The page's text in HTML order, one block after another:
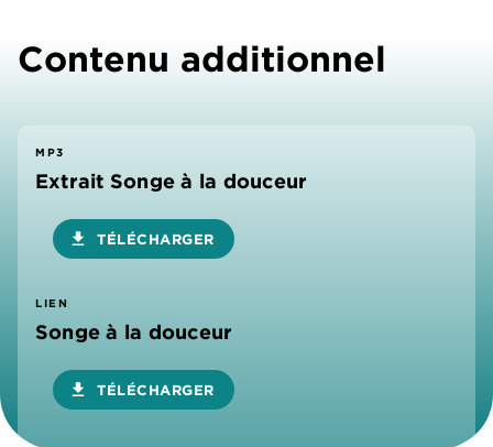
Contenu additionnel
MP3
Extrait Songe à la douceur
download TÉLÉCHARGER
LIEN
Songe à la douceur
download TÉLÉCHARGER